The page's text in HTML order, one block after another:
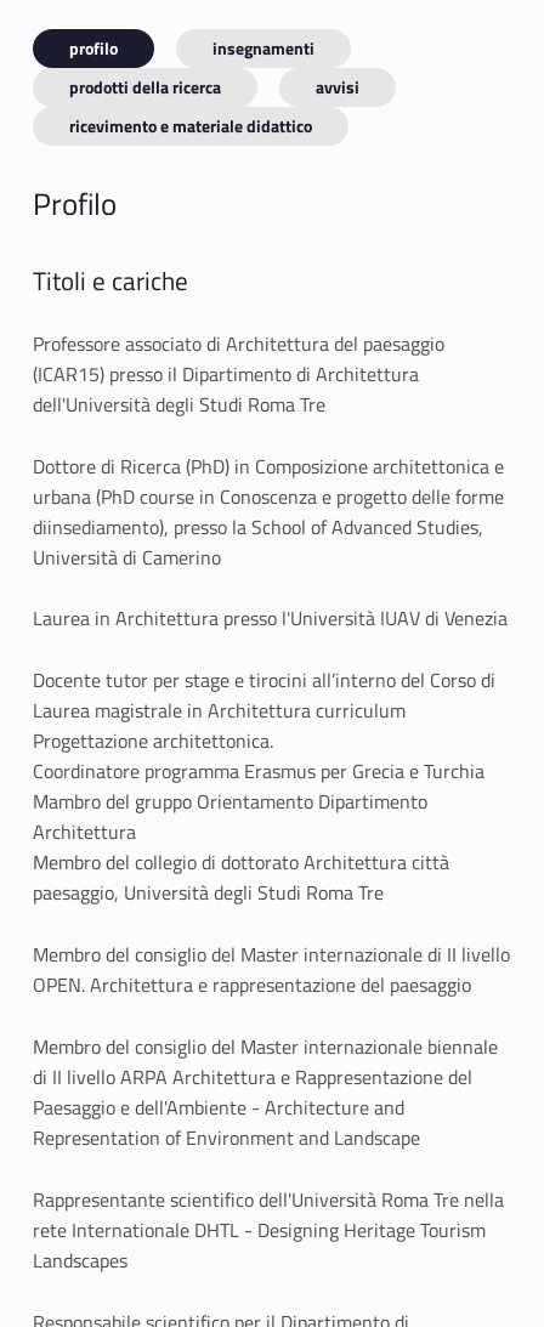
profilo
insegnamenti
prodotti della ricerca
avvisi
ricevimento e materiale didattico
Profilo
Titoli e cariche
Professore associato di Architettura del paesaggio
(ICAR15) presso il Dipartimento di Architettura
dell'Università degli Studi Roma Tre
Dottore di Ricerca (PhD) in Composizione architettonica e
urbana (PhD course in Conoscenza e progetto delle forme
diinsediamento), presso la School of Advanced Studies,
Università di Camerino
Laurea in Architettura presso l'Università IUAV di Venezia
Docente tutor per stage e tirocini all’interno del Corso di
Laurea magistrale in Architettura curriculum
Progettazione architettonica.
Coordinatore programma Erasmus per Grecia e Turchia
Mambro del gruppo Orientamento Dipartimento
Architettura
Membro del collegio di dottorato Architettura città
paesaggio, Università degli Studi Roma Tre
Membro del consiglio del Master internazionale di II livello
OPEN. Architettura e rappresentazione del paesaggio
Membro del consiglio del Master internazionale biennale
di II livello ARPA Architettura e Rappresentazione del
Paesaggio e dell'Ambiente - Architecture and
Representation of Environment and Landscape
Rappresentante scientifico dell'Università Roma Tre nella
rete Internationale DHTL - Designing Heritage Tourism
Landscapes